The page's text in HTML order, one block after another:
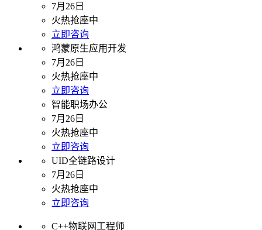
7月26日
火热抢座中
立即咨询
鸿蒙原生应用开发
7月26日
火热抢座中
立即咨询
智能职场办公
7月26日
火热抢座中
立即咨询
UID全链路设计
7月26日
火热抢座中
立即咨询
C++物联网工程师